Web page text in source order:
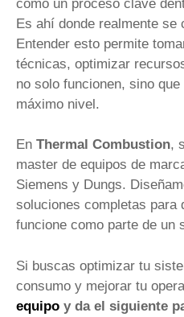
como un proceso clave
Es ahí donde realmente se
Entender esto permite
técnicas, optimizar
no solo funcionen, sino
máximo nivel.
En Thermal Combustion,
master de equipos de
Siemens y Dungs.
soluciones completas para
funcione como parte de un
Si buscas optimizar tu
consumo y mejorar tu
equipo y da el siguiente